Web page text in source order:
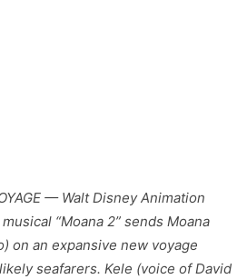
— Walt Disney Animation
“Moana 2” sends Moana
on an expansive new voyage
seafarers. Kele (voice of David